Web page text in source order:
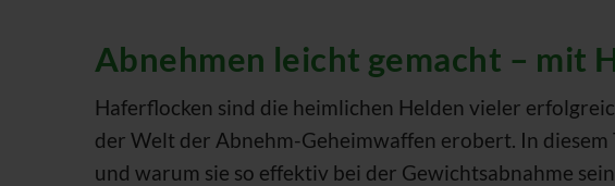
Abnehmen leicht gemacht – mit
Haferflocken sind die heimlichen Helden vieler
der Welt der Abnehm-Geheimwaffen erobert. In
und warum sie so effektiv bei der Gewichtsabnahme sein